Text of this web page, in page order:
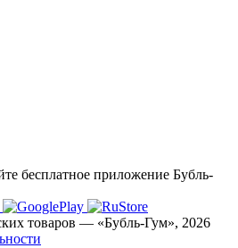
бесплатное приложение Бубль-
товаров — «Бубль-Гум», 2026